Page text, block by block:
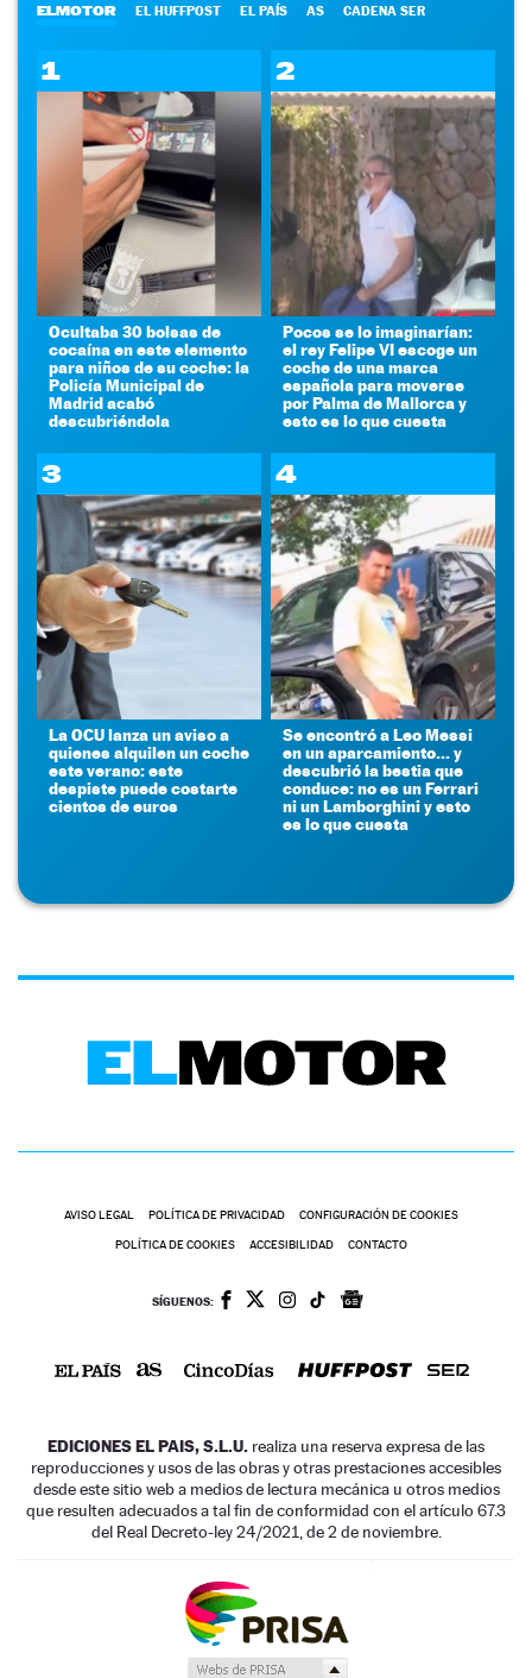
ELMOTOR EL HUFFPOST EL PAÍS AS CADENA SER
1
Ocultaba 30 bolsas de
cocaína en este elemento
para niños de su coche: la
Policía Municipal de
Madrid acabó
descubriéndola
2
Pocos se lo imaginarían:
el rey Felipe VI escoge un
coche de una marca
española para moverse
por Palma de Mallorca y
esto es lo que cuesta
3
La OCU lanza un aviso a
quienes alquilen un coche
este verano: este
despiste puede costarte
cientos de euros
4
Se encontró a Leo Messi
en un aparcamiento... y
descubrió la bestia que
conduce: no es un Ferrari
ni un Lamborghini y esto
es lo que cuesta
AVISO LEGAL POLÍTICA DE PRIVACIDAD CONFIGURACIÓN DE COOKIES
POLÍTICA DE COOKIES ACCESIBILIDAD CONTACTO
SÍGUENOS:
EDICIONES EL PAIS, S.L.U. realiza una reserva expresa de las
reproducciones y usos de las obras y otras prestaciones accesibles
desde este sitio web a medios de lectura mecánica u otros medios
que resulten adecuados a tal fin de conformidad con el artículo 67.3
del Real Decreto-ley 24/2021, de 2 de noviembre.